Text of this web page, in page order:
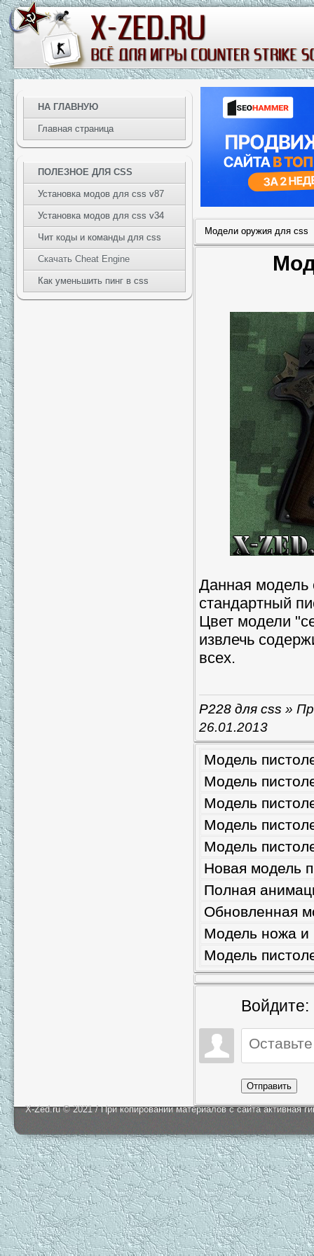
Модели оружия для css
Данная модель
стандартный
Цвет модели
извлечь
всех.
P228 для css »
26.01.2013
Модель
Модель
Модель
Модель
Модель
Новая модель
Полная
Обновленная
Модель ножа и
Модель
Войдите:
Отправить
НА ГЛАВНУЮ
Главная страница
ПОЛЕЗНОЕ ДЛЯ CSS
Установка модов для css v87
Установка модов для css v34
Чит коды и команды для css
Скачать Cheat Engine
Как уменьшить пинг в css
X-Zed.ru © 2021 / При копировании материалов с сайта активная